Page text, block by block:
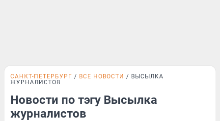
САНКТ-ПЕТЕРБУРГ ВСЕ НОВОСТИ
ВЫСЫЛКА
ЖУРНАЛИСТОВ
Новости по тэгу Высылка
журналистов